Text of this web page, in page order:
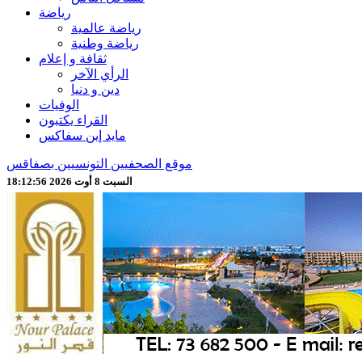
رياضة
رياضة عالمية
رياضة وطنية
ثقافة و إعلام
الرأي الآخر
دين و دنيا
الوفيات
القراء يكتبون
مايد إين سفاكس
موقع الصحفيين التونسيين بصفاقس
السبت 8 أوت 2026 18:12:59